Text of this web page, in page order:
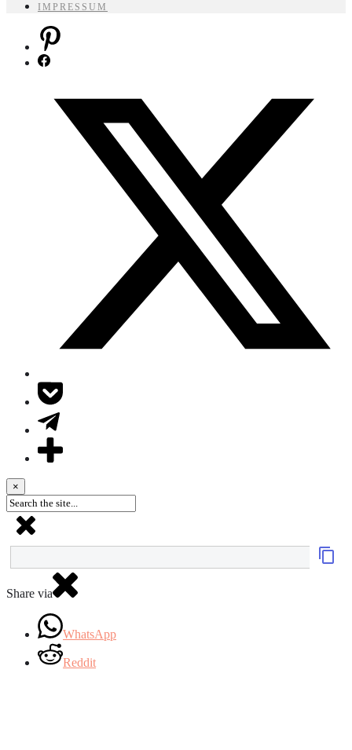
IMPRESSUM
×
Share via
WhatsApp
Reddit